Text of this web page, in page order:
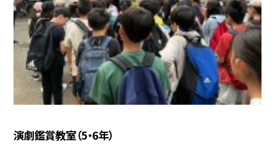
演劇鑑賞教室（5・6年）